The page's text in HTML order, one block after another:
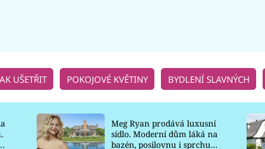
UŠETŘIT POKOJOVÉ KVĚTINY BYDLENÍ SLAVNÝCH
Meg Ryan prodává luxusní
sídlo. Moderní dům láká na
bazén, posilovnu i sprchu